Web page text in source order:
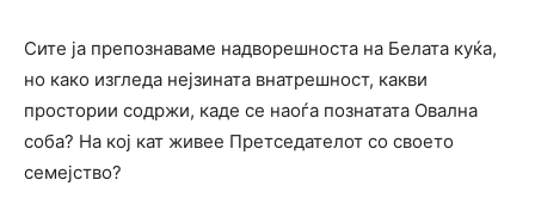
Сите ја препознаваме надворешноста на Белата куќа,
но како изгледа нејзината внатрешност, какви
простории содржи, каде се наоѓа познатата Овална
соба? На кој кат живее Претседателот со своето
семејство?